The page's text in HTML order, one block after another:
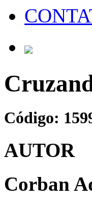
Código:
AUTOR
Corban